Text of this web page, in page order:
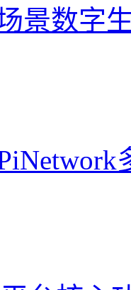
景数字